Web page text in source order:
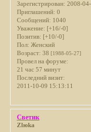
Зарегистрирован: 2008-
Приглашений: 0
Сообщений: 1040
Уважение: [+16/-0]
Позитив: [+10/-0]
Пол: Женский
Возраст: 38 [1988-05-27]
Провел на форуме:
21 час 57 минут
Последний визит:
2011-10-09 15:13:11
Светик
Zlюka